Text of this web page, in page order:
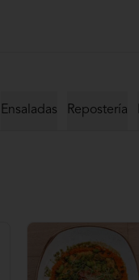
Ensaladas Repostería